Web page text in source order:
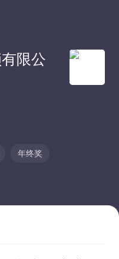
限公
年终奖